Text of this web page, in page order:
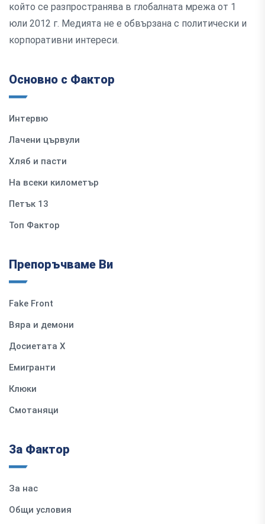
който се разпространява в глобалната мрежа от 1
юли 2012 г. Медията не е обвързана с политически и
корпоративни интереси.
Основно с Фактор
Интервю
Лачени цървули
Хляб и пасти
На всеки километър
Петък 13
Топ Фактор
Препоръчваме Ви
Fake Front
Вяра и демони
Досиетата Х
Емигранти
Клюки
Смотаняци
За Фактор
За нас
Общи условия